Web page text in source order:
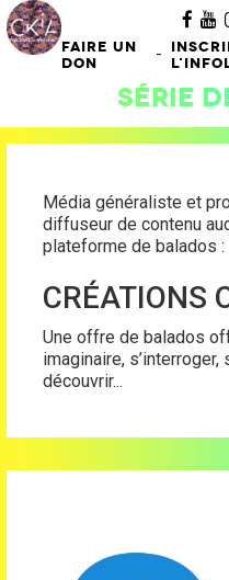
FAIRE UN
DON
-
Série
Média généraliste et
diffuseur de contenu
plateforme de balados :
CRÉATIONS
Une offre de balados
imaginaire, s’interroger,
découvrir...